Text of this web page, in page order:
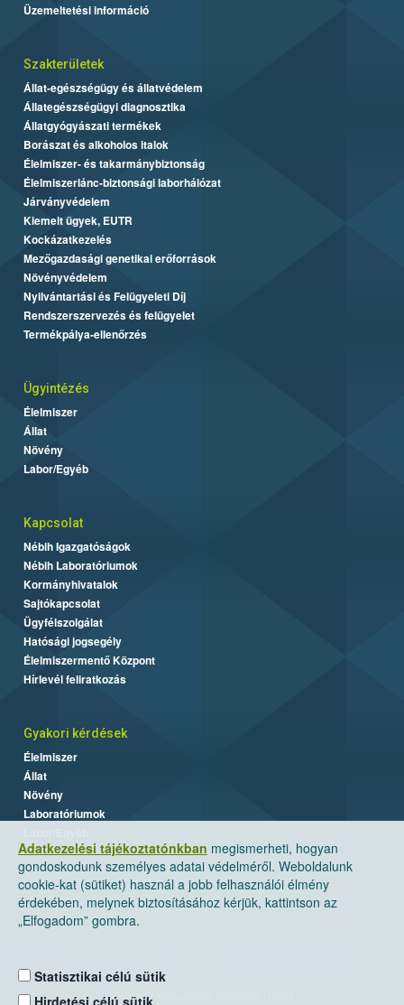
Adatkezelési tájékoztatónkban megismerheti, hogyan
gondoskodunk személyes adatai védelméről. Weboldalunk
cookie-kat (sütiket) használ a jobb felhasználói élmény
érdekében, melynek biztosításához kérjük, kattintson az
„Elfogadom” gombra.
Statisztikai célú sütik
Hirdetési célú sütik
Üzemeltetési információ
Szakterületek
Állat-egészségügy és állatvédelem
Állategészségügyi diagnosztika
Állatgyógyászati termékek
Borászat és alkoholos italok
Élelmiszer- és takarmánybiztonság
Élelmiszerlánc-biztonsági laborhálózat
Járványvédelem
Kiemelt ügyek, EUTR
Kockázatkezelés
Mezőgazdasági genetikai erőforrások
Növényvédelem
Nyilvántartási és Felügyeleti Díj
Rendszerszervezés és felügyelet
Termékpálya-ellenőrzés
Ügyintézés
Élelmiszer
Állat
Növény
Labor/Egyéb
Kapcsolat
Nébih Igazgatóságok
Nébih Laboratóriumok
Kormányhivatalok
Sajtókapcsolat
Ügyfélszolgálat
Hatósági jogsegély
Élelmiszermentő Központ
Hírlevél feliratkozás
Gyakori kérdések
Élelmiszer
Állat
Növény
Laboratóriumok
Nemzeti Élelmiszerlánc-biztonsági Hivatal